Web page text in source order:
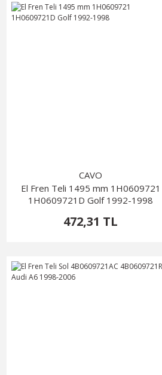
CAVO
El Fren Teli 1495 mm 1H0609721
1H0609721D Golf 1992-1998
472,31 TL